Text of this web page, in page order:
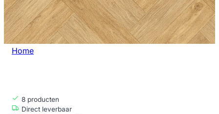
Home
8 producten
Direct leverbaar